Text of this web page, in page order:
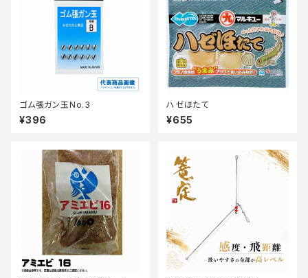
ゴム張ガン玉No.3
¥396
ハゼほたて
¥655